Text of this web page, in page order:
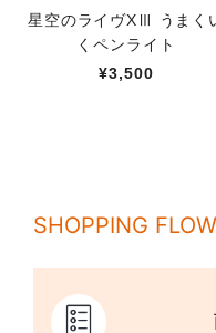
星空のライヴXⅢ うまく
くペンライト
¥3,500
SHOPPING FLOW